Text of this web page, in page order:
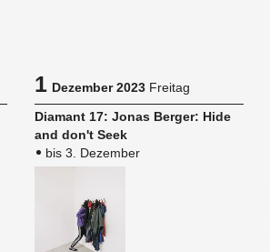
1Dezember 2023 Freitag
Dia­mant 17: Jonas Ber­ger: Hide
and don't Seek
bis 3. Dezember